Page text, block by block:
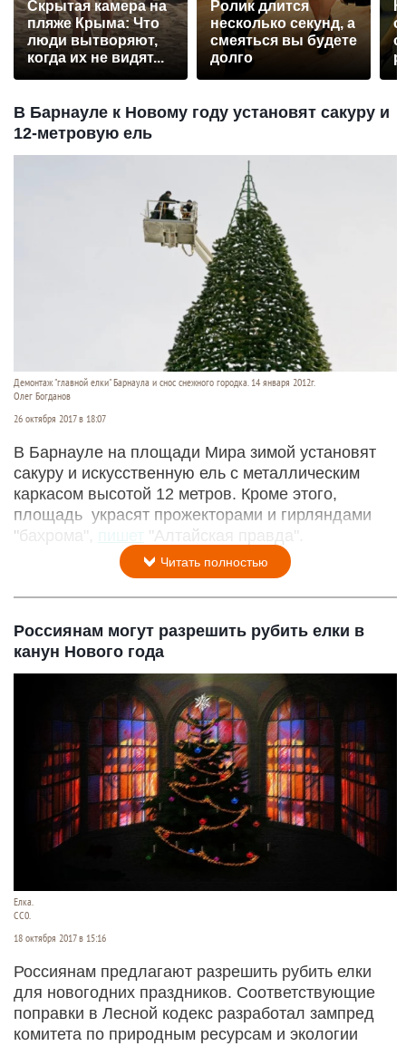
Скрытая камера на
пляже Крыма: Что
люди вытворяют,
когда их не видят...
Ролик длится
несколько секунд, а
смеяться вы будете
долго
В Барнауле к Новому году установят сакуру и
12-метровую ель
Демонтаж "главной елки" Барнаула и снос снежного городка. 14 января 2012г.
Олег Богданов
26 октября 2017 в 18:07
В Барнауле на площади Мира зимой установят
сакуру и искусственную ель с металлическим
каркасом высотой 12 метров. Кроме этого,
площадь украсят прожекторами и гирляндами
"бахрома",
"Алтайская правда".
Читать полностью
Россиянам могут разрешить рубить елки в
канун Нового года
Елка.
СС0.
18 октября 2017 в 15:16
Россиянам предлагают разрешить рубить елки
для новогодних праздников. Соответствующие
поправки в Лесной кодекс разработал зампред
комитета по природным ресурсам и экологии